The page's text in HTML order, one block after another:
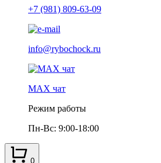
+7 (981) 809-63-09
info@rybochock.ru
МАХ чат
Режим работы
Пн-Вс: 9:00-18:00
0